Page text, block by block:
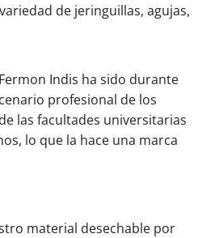
de jeringuillas, agujas,
Indis ha sido durante
profesional de los
las facultades universitarias
lo que la hace una marca
material desechable por